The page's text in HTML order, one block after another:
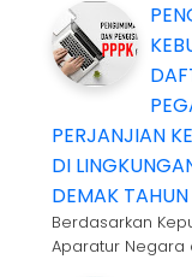
PERJANJIAN
DI
DEMAK
Berdasarkan
Aparatur Negara